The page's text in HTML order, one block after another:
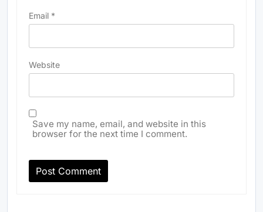
Email *
Website
Save my name, email, and website in this
browser for the next time I comment.